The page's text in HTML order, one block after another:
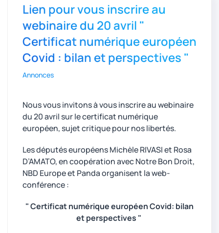
Lien pour vous inscrire au
webinaire du 20 avril "
Certificat numérique européen
Covid : bilan et perspectives "
Annonces
Nous vous invitons à vous inscrire au webinaire
du 20 avril sur le certificat numérique
européen, sujet critique pour nos libertés.
Les députés européens Michèle RIVASI et Rosa
D’AMATO, en coopération avec Notre Bon Droit,
NBD Europe et Panda organisent la web-
conférence :
" Certificat numérique européen Covid: bilan
et perspectives "